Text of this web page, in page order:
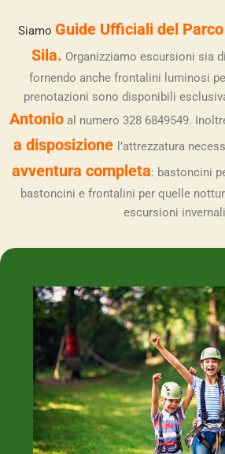
Siamo Guide Ufficiali del
Sila. Organizziamo escursioni sia
fornendo anche frontalini luminosi
prenotazioni sono disponibili
Antonio al numero 328 6849549.
a disposizione l’attrezzatura
avventura completa: bastoncini
bastoncini e frontalini per quelle
escursioni